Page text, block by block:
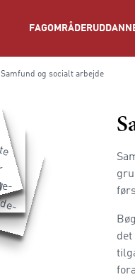
FAGOMRÅDER
Samfund og socialt arbejde
det